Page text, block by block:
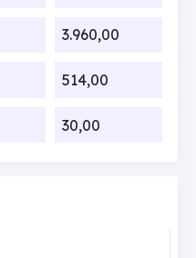
3.960,00
514,00
30,00